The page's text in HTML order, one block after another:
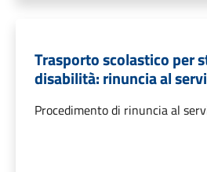
Trasporto scolastico per
disabilità: rinuncia al
Procedimento di rinuncia al